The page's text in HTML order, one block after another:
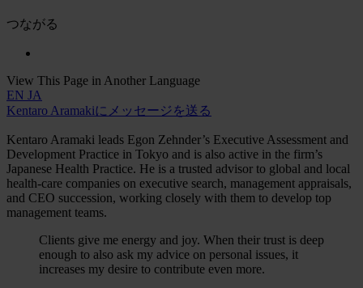
つながる
View This Page in Another Language
EN JA
Kentaro Aramakiにメッセージを送る
Kentaro Aramaki leads Egon Zehnder’s Executive Assessment and
Development Practice in Tokyo and is also active in the firm’s
Japanese Health Practice. He is a trusted advisor to global and local
health-care companies on executive search, management appraisals,
and CEO succession, working closely with them to develop top
management teams.
Clients give me energy and joy. When their trust is deep
enough to also ask my advice on personal issues, it
increases my desire to contribute even more.